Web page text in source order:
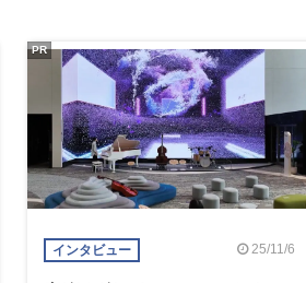
インタビュー 25/11/6
PR